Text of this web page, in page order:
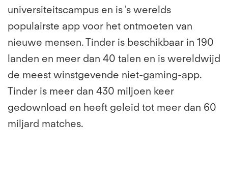
universiteitscampus en is 's werelds
populairste app voor het ontmoeten van
nieuwe mensen. Tinder is beschikbaar in 190
landen en meer dan 40 talen en is wereldwijd
de meest winstgevende niet-gaming-app.
Tinder is meer dan 430 miljoen keer
gedownload en heeft geleid tot meer dan 60
miljard matches.